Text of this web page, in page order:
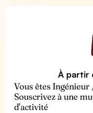
À partir
Vous êtes
Souscrivez à une
d'activité